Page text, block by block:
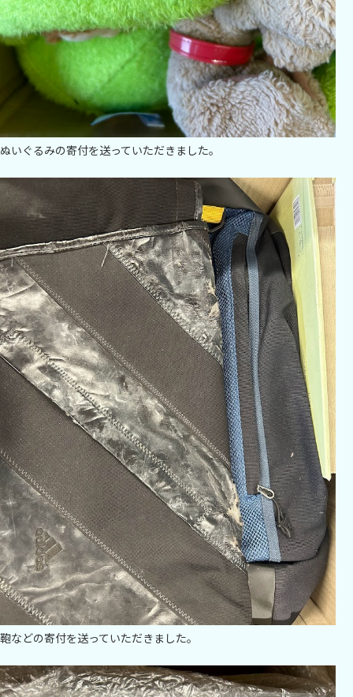
ぬいぐるみの寄付を送っていただきました。
鞄などの寄付を送っていただきました。